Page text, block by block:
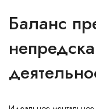
Баланс